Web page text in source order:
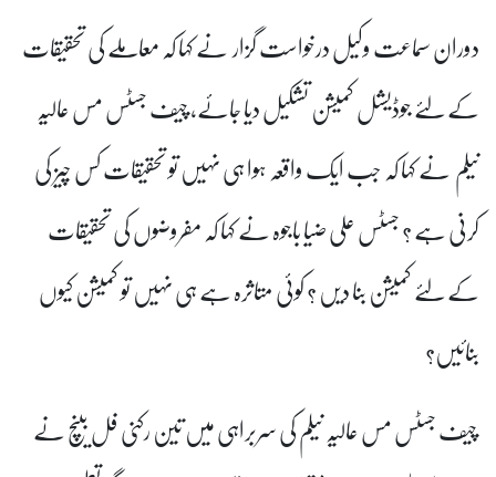
دوران سماعت وکیل درخواست گزار نے کہا کہ معاملے کی تحقیقات
کے لئے جوڈیشل کمیشن تشکیل دیا جائے، چیف جسٹس مس عالیہ
نیلم نے کہا کہ جب ایک واقعہ ہوا ہی نہیں تو تحقیقات کس چیز کی
کرنی ہے ؟ جسٹس علی ضیا باجوہ نے کہا کہ مفروضوں کی تحقیقات
کے لئے کمیشن بنا دیں ؟ کوئی متاثرہ ہے ہی نہیں تو کمیشن کیوں
بنائیں؟
چیف جسٹس مس عالیہ نیلم کی سربراہی میں تین رکنی فل بینچ نے